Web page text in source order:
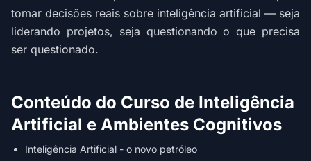
tomar decisões reais sobre inteligência artificial — seja
liderando projetos, seja questionando o que precisa
ser questionado.
Conteúdo do Curso de Inteligência
Artificial e Ambientes Cognitivos
Inteligência Artificial - o novo petróleo